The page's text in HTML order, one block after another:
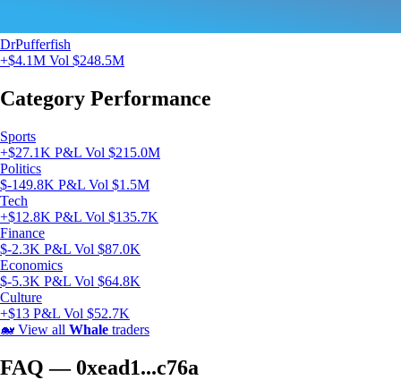
DrPufferfish
+$4.1M Vol $248.5M
Category Performance
Sports
+$27.1K P&L Vol $215.0M
Politics
$-149.8K P&L Vol $1.5M
Tech
+$12.8K P&L Vol $135.7K
Finance
$-2.3K P&L Vol $87.0K
Economics
$-5.3K P&L Vol $64.8K
Culture
+$13 P&L Vol $52.7K
🐋 View all Whale traders
FAQ — 0xead1...c76a